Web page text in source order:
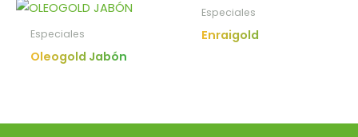
Especiales
Oleogold Jabón
Especiales
Enraigold